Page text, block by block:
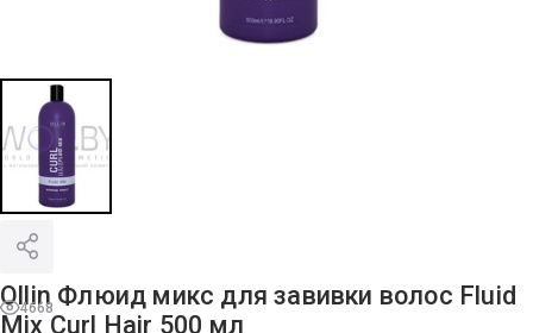
4668
Ollin Флюид микс для завивки волос Fluid
Mix Curl Hair 500 мл